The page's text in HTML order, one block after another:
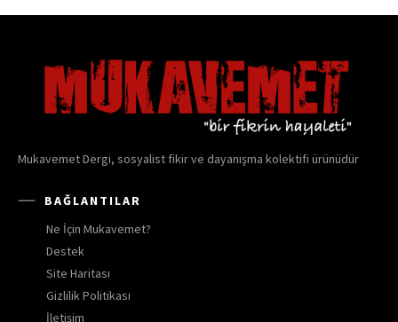
Mukavemet Dergi, sosyalist fikir ve dayanışma kolektifi ürünüdür
BAĞLANTILAR
Ne İçin Mukavemet?
Destek
Site Haritası
Gizlilik Politikası
İletişim